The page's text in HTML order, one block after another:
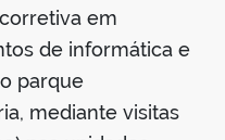
em
de informática e
parque
mediante visitas